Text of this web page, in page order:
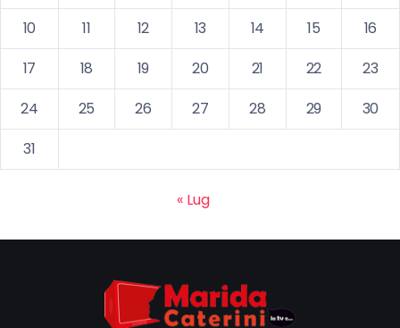
10
11 12 13 14 15
16
17
18 19 20 21 22
23
24
25 26 27 28 29
30
31
« Lug